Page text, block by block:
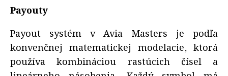
Payouty
Payout systém v Avia Masters je podľa
konvenčnej matematickej modelacie, ktorá
používa kombináciou rastúcich čísel a